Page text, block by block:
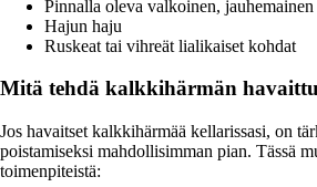
Pinnalla oleva valkoinen, jauhemainen
Hajun haju
Ruskeat tai vihreät lialikaiset kohdat
Mitä tehdä kalkkihärmän
Jos havaitset kalkkihärmää kellarissasi, on
poistamiseksi mahdollisimman pian. Tässä
toimenpiteistä: